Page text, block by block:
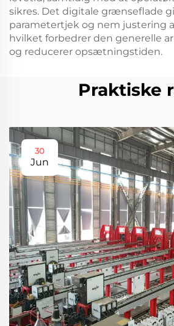
sikres. Det digitale grænseflade
parametertjek og nem justering
hvilket forbedrer den generelle
og reducerer opsætningstiden.
Praktiske
30
Jun